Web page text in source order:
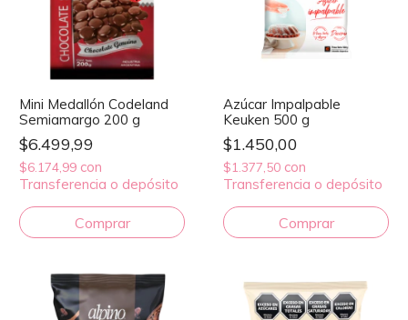
Mini Medallón Codeland
Semiamargo 200 g
$6.499,99
$6.174,99 con
Transferencia o depósito
Azúcar Impalpable
Keuken 500 g
$1.450,00
$1.377,50 con
Transferencia o depósito